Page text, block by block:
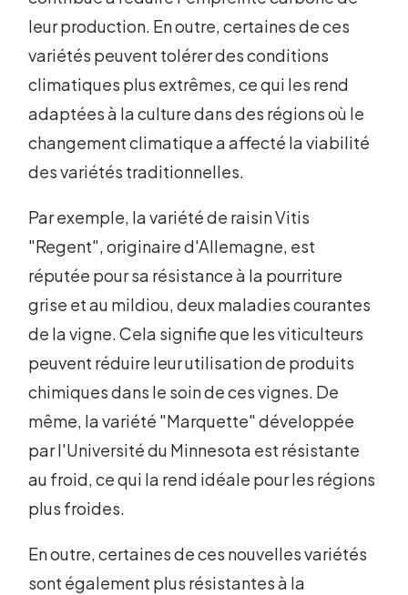
leur production. En outre, certaines de ces
variétés peuvent tolérer des conditions
climatiques plus extrêmes, ce qui les rend
adaptées à la culture dans des régions où le
changement climatique a affecté la viabilité
des variétés traditionnelles.
Par exemple, la variété de raisin Vitis
"Regent", originaire d'Allemagne, est
réputée pour sa résistance à la pourriture
grise et au mildiou, deux maladies courantes
de la vigne. Cela signifie que les viticulteurs
peuvent réduire leur utilisation de produits
chimiques dans le soin de ces vignes. De
même, la variété "Marquette" développée
par l'Université du Minnesota est résistante
au froid, ce qui la rend idéale pour les régions
plus froides.
En outre, certaines de ces nouvelles variétés
sont également plus résistantes à la